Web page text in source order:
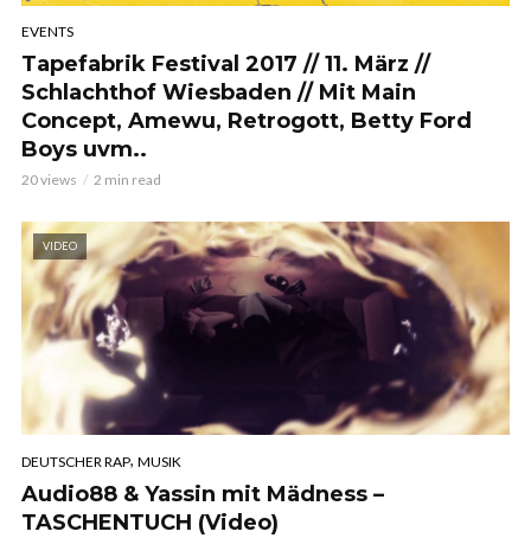
EVENTS
Tapefabrik Festival 2017 // 11. März //
Schlachthof Wiesbaden // Mit Main
Concept, Amewu, Retrogott, Betty Ford
Boys uvm..
20 views 2 min read
VIDEO
DEUTSCHER RAP, MUSIK
Audio88 & Yassin mit Mädness –
TASCHENTUCH (Video)